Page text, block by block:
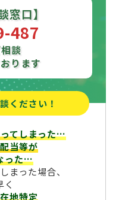
窓口】
487
談
ります
ください！
てしまった…
当等が
った…
まった場合、
く
地特定